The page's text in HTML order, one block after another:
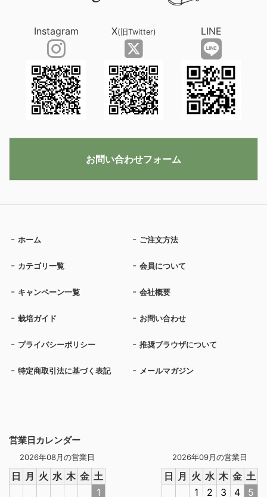
営業日カレンダー
2026年08月の営業日
日 月 火 水 木 金 土
1
2026年09月の営業日
日 月 火 水 木 金 土
1
2 3 4 5
ホーム ご注文方法
カテゴリ一覧 会員について
キャンペーン一覧 会社概要
栽培ガイド お問い合わせ
プライバシーポリシー 推奨ブラウザについて
特定商取引法に基づく表記 メールマガジン
Instagram X(旧Twitter) LINE
お問い合わせフォーム